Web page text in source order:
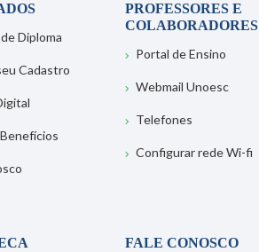
Diploma
Cadastro
PROFESSORES E
COLABORADORES
Portal de Ensino
Webmail Unoesc
Telefones
Configurar rede Wi-fi
FALE CONOSCO